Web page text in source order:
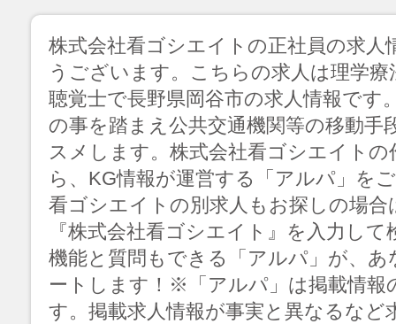
株式会社看ゴシエイトの正社員の求人
うございます。こちらの求人は理学療
聴覚士で長野県岡谷市の求人情報です
の事を踏まえ公共交通機関等の移動手
スメします。株式会社看ゴシエイトの
ら、KG情報が運営する「アルパ」を
看ゴシエイトの別求人もお探しの場
『株式会社看ゴシエイト』を入力し
機能と質問もできる「アルパ」が、
ートします！※「アルパ」は掲載情報
す。掲載求人情報が事実と異なるなど